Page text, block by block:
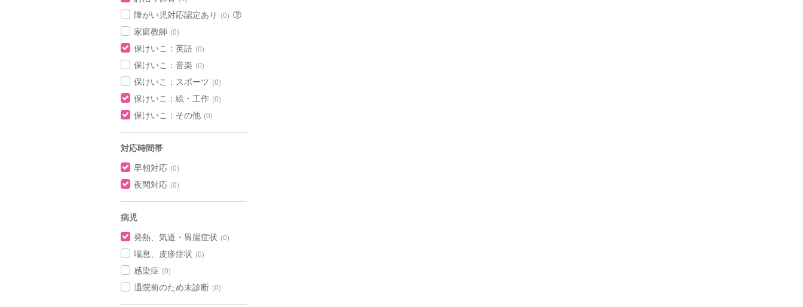
障がい児対応認定あり (0)
家庭教師 (0)
保けいこ：英語 (0)
保けいこ：音楽 (0)
保けいこ：スポーツ (0)
保けいこ：絵・工作 (0)
保けいこ：その他 (0)
対応時間帯
早朝対応 (0)
夜間対応 (0)
病児
発熱、気道・胃腸症状 (0)
喘息、皮疹症状 (0)
感染症 (0)
通院前のため未診断 (0)